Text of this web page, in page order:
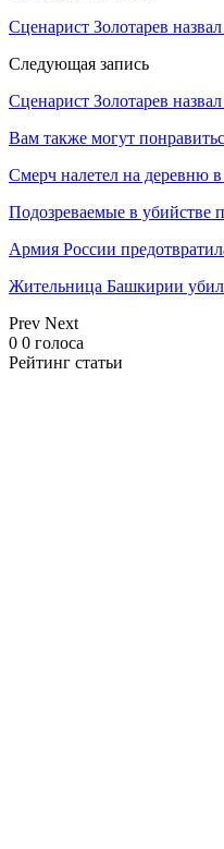
Сценарист Золотарев
Следующая запись
Сценарист Золотарев
Вам также могут
Смерч налетел на деревню
Подозреваемые в убийстве
Армия России
Жительница Башкирии
Prev Next
0 0 голоса
Рейтинг статьи